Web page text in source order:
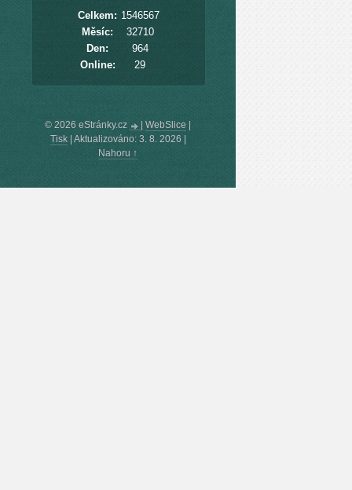
Online: 29
Celkem: 1546567
Měsíc:
32710
Den:
964
© 2026 eStránky.cz WebSlice
Tisk| Aktualizováno: 3. 8. 2026
Nahoru ↑